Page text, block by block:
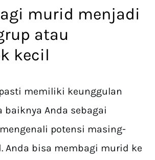
murid menjadi
atau
kecil
memiliki keunggulan
baiknya Anda sebagai
potensi masing-
Anda bisa membagi murid ke